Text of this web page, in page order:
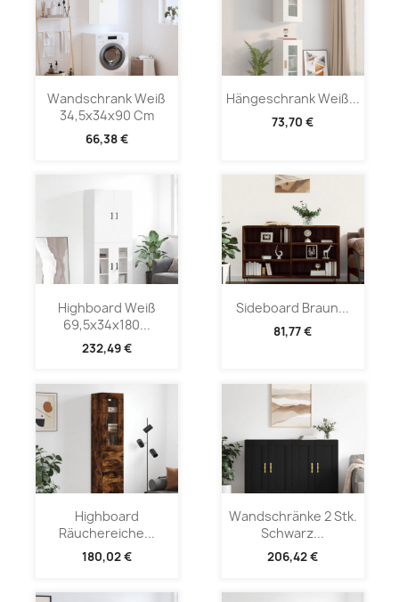
Wandschrank Weiß
34,5x34x90 Cm
66,38 €
Hängeschrank Weiß...
73,70 €
Highboard Weiß
69,5x34x180...
232,49 €
Sideboard Braun...
81,77 €
Highboard
Räuchereiche...
180,02 €
Wandschränke 2 Stk.
Schwarz...
206,42 €